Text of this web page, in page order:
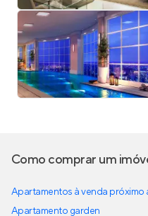
Como comprar um
Apartamentos à venda próximo
Apartamento garden